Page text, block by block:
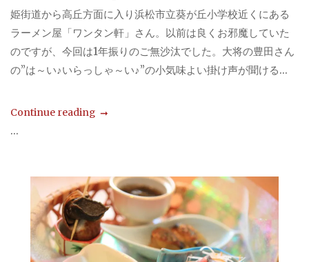
姫街道から高丘方面に入り浜松市立葵が丘小学校近くにある
ラーメン屋「ワンタン軒」さん。以前は良くお邪魔していた
のですが、今回は1年振りのご無沙汰でした。大将の豊田さん
の”は～い♪いらっしゃ～い♪”の小気味よい掛け声が聞ける...
Continue reading
...